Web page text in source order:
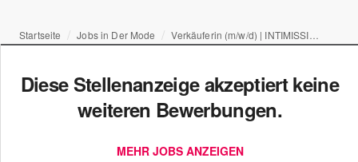
Startseite Jobs in Der Mode
Diese Stellenanzeige akzeptiert keine
weiteren Bewerbungen.
MEHR JOBS ANZEIGEN